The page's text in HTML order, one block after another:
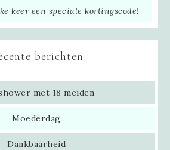
keer een speciale kortingscode!
berichten
met 18 meiden
Moederdag
Dankbaarheid